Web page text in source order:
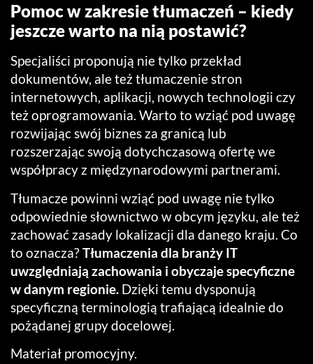
Pomoc w zakresie tłumaczeń – kiedy
jeszcze warto na nią postawić?
Specjaliści proponują nie tylko przekład
dokumentów, ale też tłumaczenie stron
internetowych, aplikacji, nowych technologii czy
też oprogramowania. Warto to wziąć pod uwagę
rozwijając swój biznes za granicą lub
rozszerzając swoją dotychczasową ofertę we
współpracy z międzynarodowymi partnerami.
Tłumacze powinni wziąć pod uwagę nie tylko
odpowiednie słownictwo w obcym języku, ale też
zachować zasady lokalizacji dla danego kraju. Co
to oznacza?Tłumaczenia dla branży IT
uwzględniają zachowania i obyczaje specyficzne
w danym regionie. Dzięki temu dysponują
specyficzną terminologią trafiającą idealnie do
pożądanej grupy docelowej.
Materiał promocyjny.